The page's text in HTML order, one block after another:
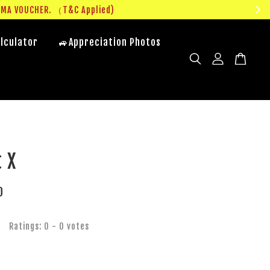
🚙Appreciation Photos
X
Ratings: 0 - 0 votes